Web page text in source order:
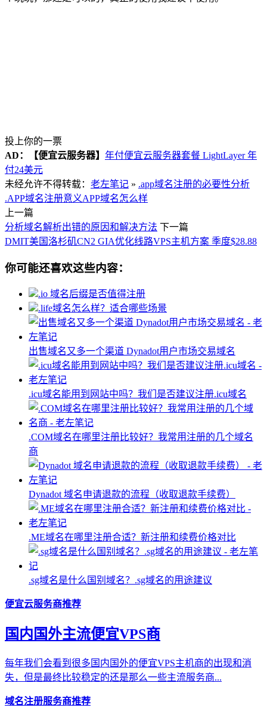
投上你的一票
AD：
【便宜云服务器】 年付便宜云服务器套餐 LightLayer 年
付24美元
未经允许不得转载： 老左笔记 » .app域名注册的必要性分析
.APP域名注册意义APP域名怎么样
上一篇
分析域名解析出错的原因和解决方法 下一篇
DMIT美国洛杉矶CN2 GIA优化线路VPS主机方案 季度$28.88
你可能还喜欢这些内容：
.io 域名后缀是否值得注册
.life域名怎么样？适合哪些场景
出售域名又多一个渠道 Dynadot用户市场交易域名
.icu域名能用到网站中吗？我们是否建议注册.icu域名
.COM域名在哪里注册比较好？我常用注册的几个域名
商
Dynadot 域名申请退款的流程（收取退款手续费）
.ME域名在哪里注册合适？新注册和续费价格对比
.sg域名是什么国别域名？.sg域名的用途建议
便宜云服务商推荐
国内国外主流便宜VPS商
每年我们会看到很多国内国外的便宜VPS主机商的出现和消
失，但是最终比较稳定的还是那么一些主流服务商...
域名注册服务商推荐